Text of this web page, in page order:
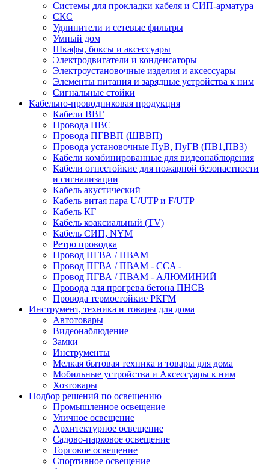
Системы для прокладки кабеля и СИП-арматура
СКС
Удлинители и сетевые фильтры
Умный дом
Шкафы, боксы и аксессуары
Электродвигатели и конденсаторы
Электроустановочные изделия и аксессуары
Элементы питания и зарядные устройства к ним
Сигнальные стойки
Кабельно-проводниковая продукция
Кабели ВВГ
Провода ПВС
Провода ПГВВП (ШВВП)
Провода установочные ПуВ, ПуГВ (ПВ1,ПВ3)
Кабели комбинированные для видеонаблюдения
Кабели огнестойкие для пожарной безопастности
и сигнализации
Кабель акустический
Кабель витая пара U/UTP и F/UTP
Кабель КГ
Кабель коаксиальный (TV)
Кабель СИП, NYM
Ретро проводка
Провод ПГВА / ПВАМ
Провод ПГВА / ПВАМ - CCA -
Провод ПГВА / ПВАМ - АЛЮМИНИЙ
Провода для прогрева бетона ПНСВ
Провода термостойкие РКГМ
Инструмент, техника и товары для дома
Автотовары
Видеонаблюдение
Замки
Инструменты
Мелкая бытовая техника и товары для дома
Мобильные устройства и Аксессуары к ним
Хозтовары
Подбор решений по освещению
Промышленное освещение
Уличное освещение
Архитектурное освещение
Садово-парковое освещение
Торговое освещение
Спортивное освещение